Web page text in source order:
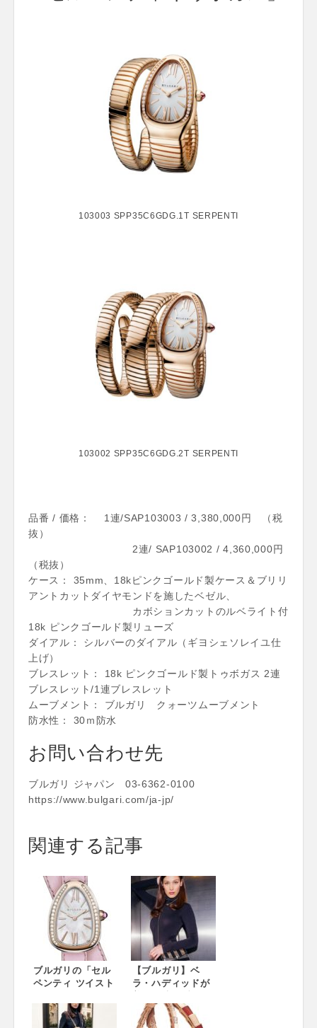
103003 SPP35C6GDG.1T SERPENTI
103002 SPP35C6GDG.2T SERPENTI
品番 / 価格： 1連/SAP103003 / 3,380,000円 （税
抜）
2連/ SAP103002 / 4,360,000円
（税抜）
ケース： 35mm、18kピンクゴールド製ケース＆ブリリ
アントカットダイヤモンドを施したベゼル、
カボションカットのルベライト付
18k ピンクゴールド製リューズ
ダイアル： シルバーのダイアル（ギヨシェソレイユ仕
上げ）
ブレスレット： 18k ピンクゴールド製トゥボガス 2連
ブレスレット/1連ブレスレット
ムーブメント： ブルガリ クォーツムーブメント
防水性： 30ｍ防水
お問い合わせ先
ブルガリ ジャパン 03-6362-0100
https://www.bulgari.com/ja-jp/
関連する記事
ブルガリの「セル
ペンティ ツイスト
日本限定のピンク
ストラップが誕生
【ブルガリ】ベ
ラ・ハディッドが
リ 2018年秋冬アク
セサリーコレクシ